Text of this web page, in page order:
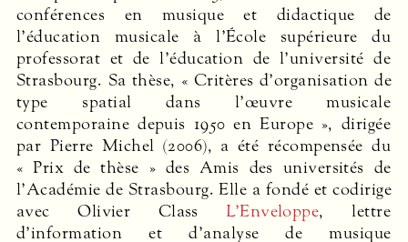
conférences en musique et didactique de
l’éducation musicale à l’École supérieure du
professorat et de l’éducation de l’université de
Strasbourg. Sa thèse, « Critères d’organisation de
type spatial dans l’œuvre musicale
contemporaine depuis 1950 en Europe », dirigée
par Pierre Michel (2006), a été récompensée du
« Prix de thèse » des Amis des universités de
l’Académie de Strasbourg. Elle a fondé et codirige
avec Olivier Class L’Enveloppe, lettre
d’information et d’analyse de musique